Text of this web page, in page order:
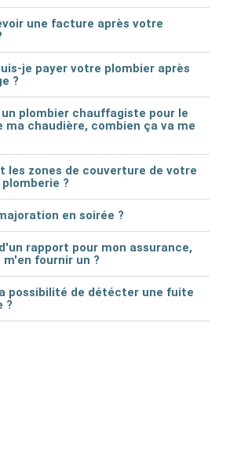
une facture après votre
je payer votre plombier après
?
plombier chauffagiste pour le
ma chaudière, combien ça va me
les zones de couverture de votre
?
en soirée ?
rapport pour mon assurance,
fournir un ?
possibilité de détécter une fuite
?